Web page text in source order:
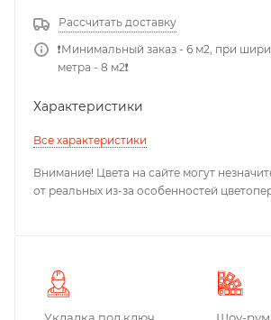
Рассчитать доставку
❗️Минимальный заказ - 6 м2, при
метра - 8 м2❗️
Характеристики
Все характеристики
Внимание! Цвета на сайте могут
от реальных из-за особенностей